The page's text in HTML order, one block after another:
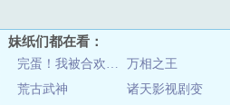
妹纸们都在看：
完蛋！我被合欢宗妖女包围了
万相之王
荒古武神
诸天影视剧变